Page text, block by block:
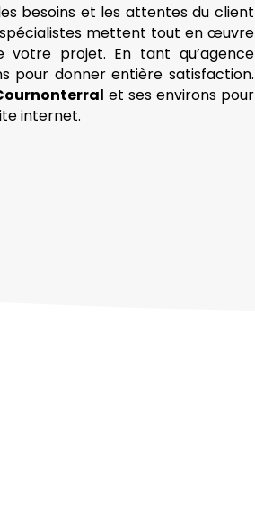
besoins et les attentes du client
mettent tout en œuvre
votre projet. En tant qu’agence
pour donner entière satisfaction.
et ses environs pour
internet.